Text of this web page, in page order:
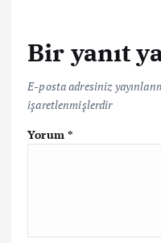
Bir yanıt
E-posta adresiniz
işaretlenmişlerdir
Yorum *